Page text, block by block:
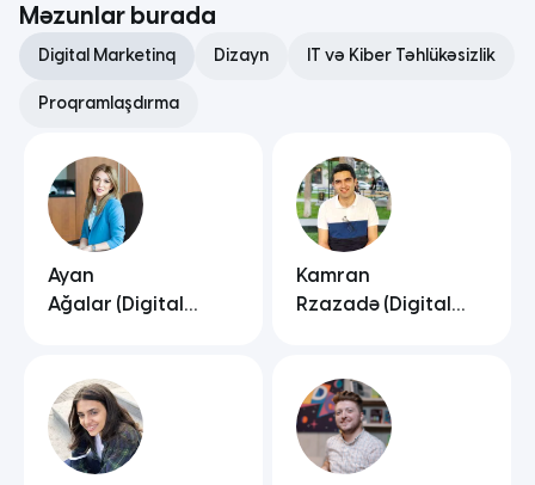
Ümumiyyətlə, yeni başlayanlar və
kodlaşdırma bacarıqlarını artırmaq
biləcəyim bir kursdur.
Məzunlar burada
Digital Marketinq Dizayn IT və Kiber Təhlükəsizlik
Proqramlaşdırma
Ayan
Ağalar (Digital
Kamran
Rzazadə (Digital